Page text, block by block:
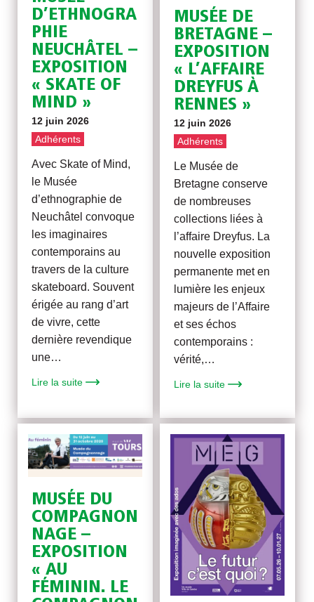
D’ETHNOGRA
PHIE
NEUCHÂTEL –
EXPOSITION
« SKATE OF
MIND »
12 juin 2026
Adhérents
Avec Skate of Mind,
le Musée
d’ethnographie de
Neuchâtel convoque
les imaginaires
contemporains au
travers de la culture
skateboard. Souvent
érigée au rang d’art
de vivre, cette
dernière revendique
une…
Lire la suite
MUSÉE DE
BRETAGNE –
EXPOSITION
« L’AFFAIRE
DREYFUS À
RENNES »
12 juin 2026
Adhérents
​Le Musée de
Bretagne conserve
de nombreuses
collections liées à
l’affaire Dreyfus. La
nouvelle exposition
permanente met en
lumière les enjeux
majeurs de l’Affaire
et ses échos
contemporains :
vérité,…
Lire la suite
MUSÉE DU
COMPAGNON
NAGE –
EXPOSITION
« AU
FÉMININ. LE